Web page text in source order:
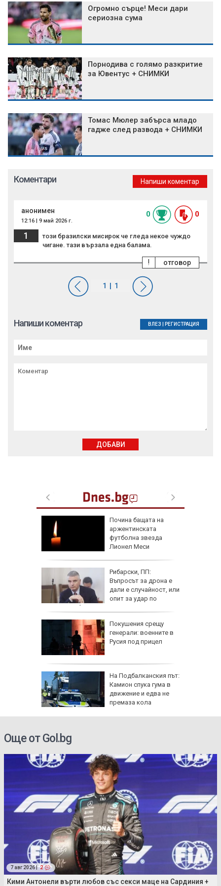
Огромно сърце! Меси дари
сериозна сума
Порнодива с голямо разкритие
за Ювентус + СНИМКИ
Томас Мюлер забърса младо
гадже след развода + СНИМКИ
Почина бащата на
аржентинската
футболна звезда
Лионел Меси
Рибарски, ПП:
Въпросът за дрона е
дали е случайност, или
опит за удар по
критична инфраструктура
Покушения срещу
генерали: военните в
Русия под прицел
На Подбалканския път:
Камион спука гума в
движение и едва не
премаза кола
Коментари Напиши коментар
анонимен
12:16 | 9 май 2026 г.
0 0
1
този бразилски мисирок че гледа некое чуждо
чигане. тази вързала една балама.
отговор
!
Напиши коментар ВЛЕЗ РЕГИСТРАЦИЯ
ДОБАВИ
Още от Gol.bg
7 авг 2026 | 2
Кими Антонели върти любов със секси маце на Сардиния +